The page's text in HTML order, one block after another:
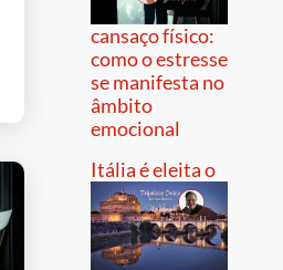
cansaço físico:
como o estresse
se manifesta no
âmbito
emocional
Itália é eleita o